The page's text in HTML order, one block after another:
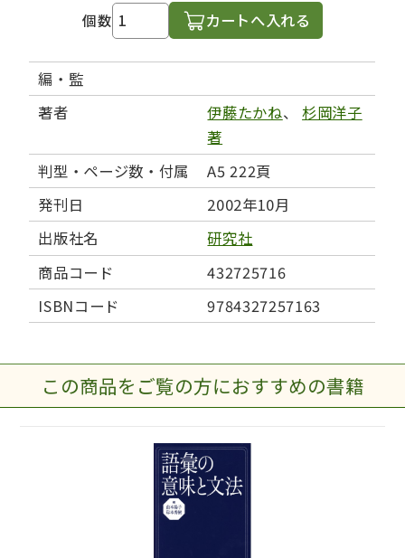
個数
カートへ入れる
編・監
著者
伊藤たかね、杉岡洋子
著
判型・ページ数・付属
A5 222頁
発刊日
2002年10月
出版社名
研究社
商品コード
432725716
ISBNコード
9784327257163
この商品をご覧の方におすすめの書籍